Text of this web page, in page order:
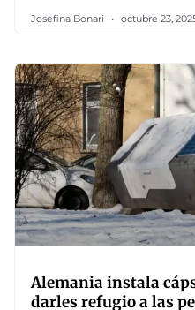
Josefina Bonari octubre 23,
Alemania instala
darles refugio a las